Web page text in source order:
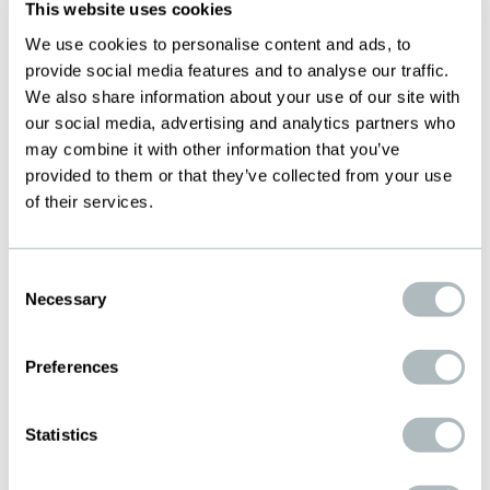
This website uses cookies
We use cookies to personalise content and ads, to
provide social media features and to analyse our traffic.
We also share information about your use of our site with
our social media, advertising and analytics partners who
may combine it with other information that you’ve
provided to them or that they’ve collected from your use
of their services.
Selection
Necessary
Preferences
Statistics
Vi bygger långsiktiga relationer med
våra leverantörer baserade på
ömsesidigt förtroende, vilket
säkerställer kvalitet och kontinuitet i
leverantörer utifrån hållbarhetskrav.
VI BIDRAR AKTIVT TILL
MILJÖSKYDD